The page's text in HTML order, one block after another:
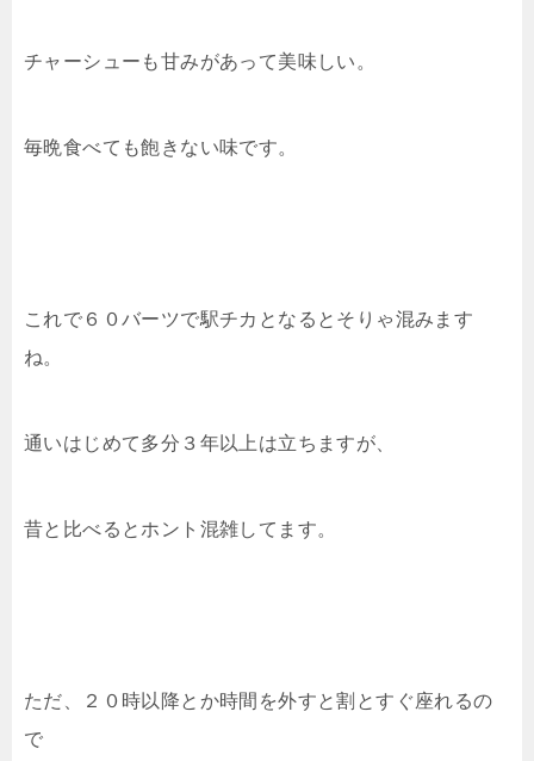
チャーシューも甘みがあって美味しい。
毎晩食べても飽きない味です。
これで６０バーツで駅チカとなるとそりゃ混みます
ね。
通いはじめて多分３年以上は立ちますが、
昔と比べるとホント混雑してます。
ただ、２０時以降とか時間を外すと割とすぐ座れるの
で